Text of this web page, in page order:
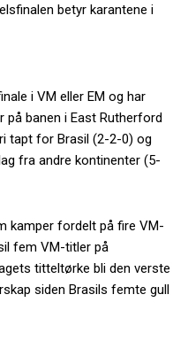
betyr karantene i
i VM eller EM og har
banen i East Rutherford
tapt for Brasil (2-2-0) og
fra andre kontinenter (5-
kamper fordelt på fire VM-
fem VM-titler på
titteltørke bli den verste
siden Brasils femte gull